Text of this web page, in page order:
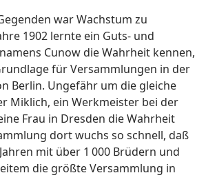
war Wachstum zu
1902 lernte ein Guts- und
Cunow die Wahrheit kennen,
für Versammlungen in der
Berlin. Ungefähr um die gleiche
Miklich, ein Werkmeister bei der
Frau in Dresden die Wahrheit
dort wuchs so schnell, daß
mit über 1 000 Brüdern und
die größte Versammlung in